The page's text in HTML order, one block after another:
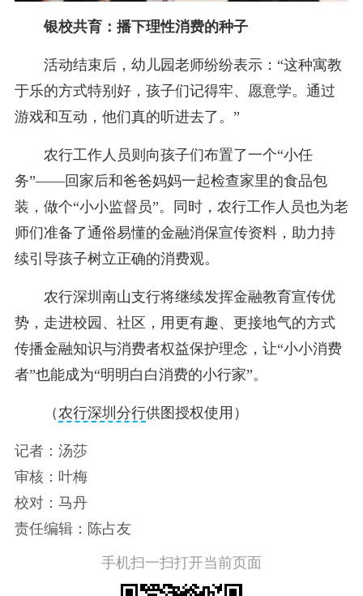
银校共育：播下理性消费的种子
活动结束后，幼儿园老师纷纷表示：“这种寓教
于乐的方式特别好，孩子们记得牢、愿意学。通过
游戏和互动，他们真的听进去了。”
农行工作人员则向孩子们布置了一个“小任
务”——回家后和爸爸妈妈一起检查家里的食品包
装，做个“小小监督员”。同时，农行工作人员也为老
师们准备了通俗易懂的金融消保宣传资料，助力持
续引导孩子树立正确的消费观。
农行深圳南山支行将继续发挥金融教育宣传优
势，走进校园、社区，用更有趣、更接地气的方式
传播金融知识与消费者权益保护理念，让“小小消费
者”也能成为“明明白白消费的小行家”。
（农行深圳分行供图授权使用）
记者：汤莎
审核：叶梅
校对：马丹
责任编辑：陈占友
手机扫一扫打开当前页面